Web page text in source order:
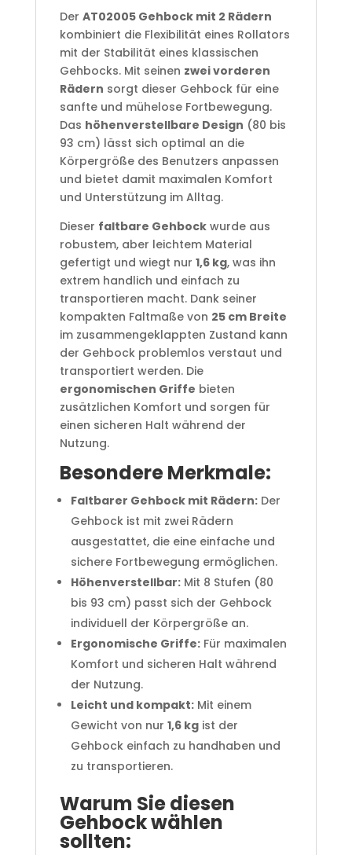
Der AT02005 Gehbock mit 2 Rädern
kombiniert die Flexibilität eines Rollators
mit der Stabilität eines klassischen
Gehbocks. Mit seinen zwei vorderen
Rädern sorgt dieser Gehbock für eine
sanfte und mühelose Fortbewegung.
Das höhenverstellbare Design (80 bis
93 cm) lässt sich optimal an die
Körpergröße des Benutzers anpassen
und bietet damit maximalen Komfort
und Unterstützung im Alltag.
Dieser faltbare Gehbockwurde aus
robustem, aber leichtem Material
gefertigt und wiegt nur 1,6 kg, was ihn
extrem handlich und einfach zu
transportieren macht. Dank seiner
kompakten Faltmaße von 25 cm Breite
im zusammengeklappten Zustand kann
der Gehbock problemlos verstaut und
transportiert werden. Die
ergonomischen Griffe bieten
zusätzlichen Komfort und sorgen für
einen sicheren Halt während der
Nutzung.
Besondere Merkmale:
Faltbarer Gehbock mit Rädern:Der
Gehbock ist mit zwei Rädern
ausgestattet, die eine einfache und
sichere Fortbewegung ermöglichen.
Höhenverstellbar:Mit 8 Stufen (80
bis 93 cm) passt sich der Gehbock
individuell der Körpergröße an.
Ergonomische Griffe:Für maximalen
Komfort und sicheren Halt während
der Nutzung.
Leicht und kompakt:Mit einem
Gewicht von nur 1,6 kgist der
Gehbock einfach zu handhaben und
zu transportieren.
Warum Sie diesen
Gehbock wählen
sollten: